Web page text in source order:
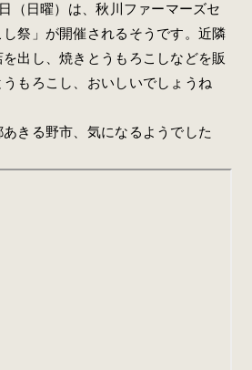
（日曜）は、秋川ファーマーズセ
祭」が開催されるそうです。近隣
出し、焼きとうもろこしなどを販
もろこし、おいしいでしょうね
きる野市、気になるようでした